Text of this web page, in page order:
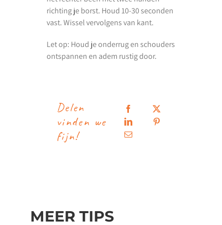
richting je borst. Houd 10-30 seconden
vast. Wissel vervolgens van kant.
Let op: Houd je onderrug en schouders
ontspannen en adem rustig door.
Delen
vinden we
fijn!
MEER TIPS